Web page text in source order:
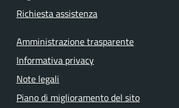
Richiesta assistenza
Amministrazione trasparente
Informativa privacy
Note legali
Piano di miglioramento del sito